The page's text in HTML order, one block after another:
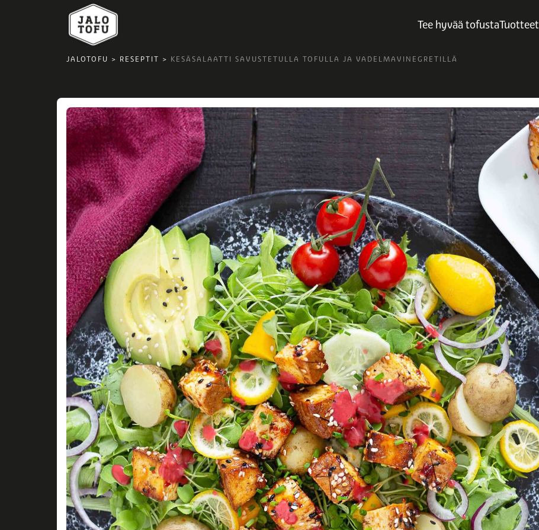
Tee hyvää tofustaTuotteet
JALOTOFU > RESEPTIT > KESÄSALAATTI SAVUSTETULLA TOFULLA JA VADELMAVINEGRETILLÄ